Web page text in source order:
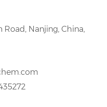
Road, Nanjing, China,